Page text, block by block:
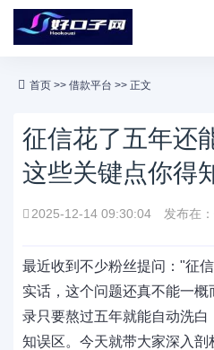
首页 >> 借款平台 >> 正文
征信花了五年还
这些关键点你得
2025-12-14 09:30:04 发布在：
最近收到不少粉丝提问："征
实话，这个问题还真不能一
录只要熬过五年就能自动洗白
知误区。今天就带大家深入剖